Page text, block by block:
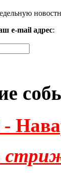
e-mail адрес:
-